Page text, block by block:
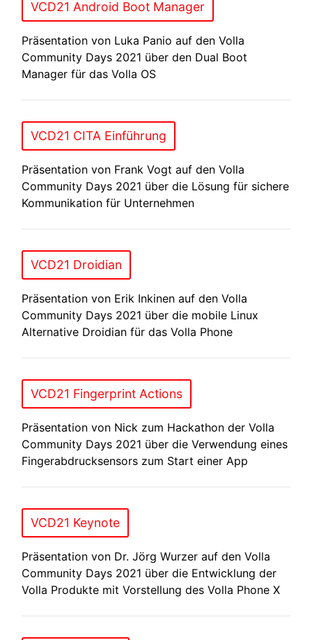
VCD21 Android Boot Manager
Präsentation von Luka Panio auf den Volla
Community Days 2021 über den Dual Boot
Manager für das Volla OS
VCD21 CITA Einführung
Präsentation von Frank Vogt auf den Volla
Community Days 2021 über die Lösung für sichere
Kommunikation für Unternehmen
VCD21 Droidian
Präsentation von Erik Inkinen auf den Volla
Community Days 2021 über die mobile Linux
Alternative Droidian für das Volla Phone
VCD21 Fingerprint Actions
Präsentation von Nick zum Hackathon der Volla
Community Days 2021 über die Verwendung eines
Fingerabdrucksensors zum Start einer App
VCD21 Keynote
Präsentation von Dr. Jörg Wurzer auf den Volla
Community Days 2021 über die Entwicklung der
Volla Produkte mit Vorstellung des Volla Phone X